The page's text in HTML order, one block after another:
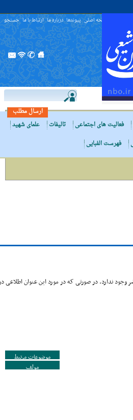
صفحه اصلی پیوندها درباره ما ارتباط با ما جستجو
ارسال مطلب
فعالیت های اجتماعی تالیفات
علمای شهید
فهرست الفبایی
ندارد. در صورتی که در مورد این عنوان اطلاعی
موضوعات مرتبط
مولف